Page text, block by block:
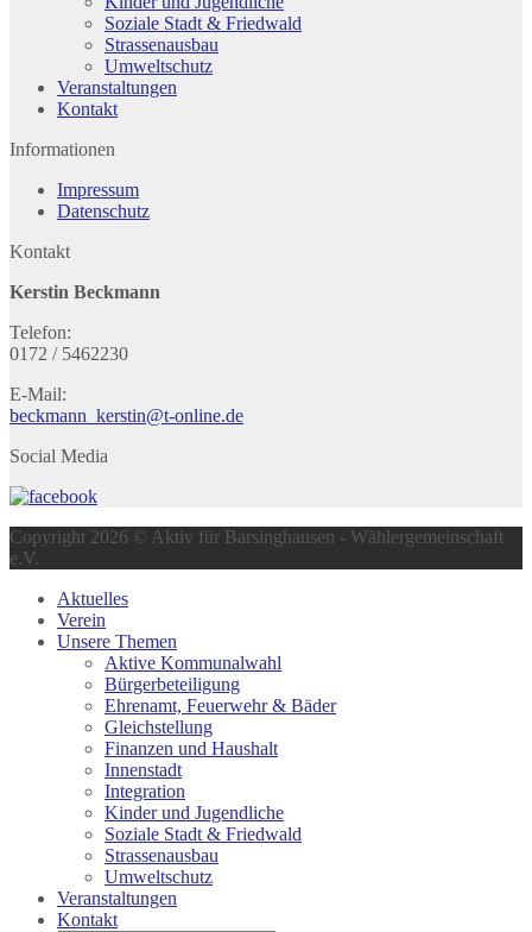
Soziale Stadt & Friedwald
Strassenausbau
Umweltschutz
Veranstaltungen
Kontakt
Informationen
Impressum
Datenschutz
Kontakt
Kerstin Beckmann
Telefon:
0172 / 5462230
E-Mail:
beckmann_kerstin@t-online.de
Social Media
Copyright 2026 © Aktiv für Barsinghausen - Wählergemeinschaft
e.V.
Aktuelles
Verein
Unsere Themen
Aktive Kommunalwahl
Bürgerbeteiligung
Ehrenamt, Feuerwehr & Bäder
Gleichstellung
Finanzen und Haushalt
Innenstadt
Integration
Kinder und Jugendliche
Soziale Stadt & Friedwald
Strassenausbau
Umweltschutz
Veranstaltungen
Kontakt